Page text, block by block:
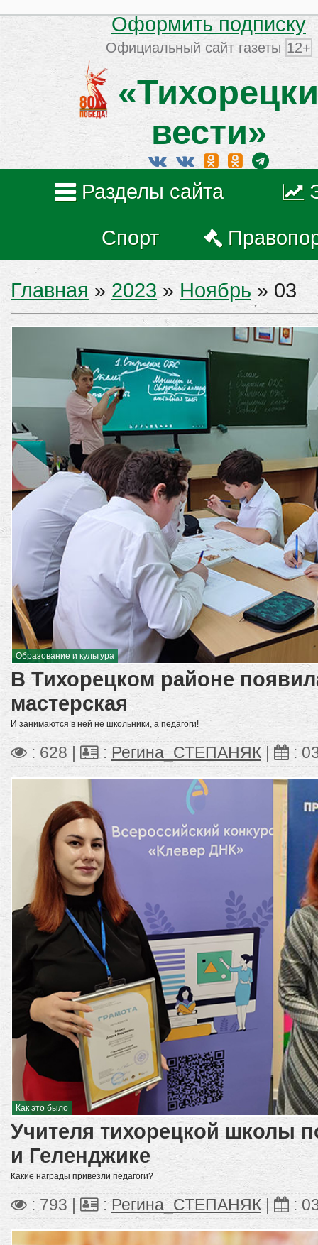
Оформить подписку
Официальный сайт газеты 12+
вести»
Разделы сайта
Спорт
Главная » 2023 » Ноябрь » 03
Образование и культура
В Тихорецком районе
мастерская
И занимаются в ней не школьники, а педагоги!
: 628 | : Регина_СТЕПАНЯК | :
Как это было
Учителя тихорецкой школы
и Геленджике
Какие награды привезли педагоги?
: 793 | : Регина_СТЕПАНЯК| :